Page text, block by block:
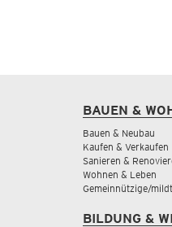
BAUEN &
Bauen & Neubau
Kaufen & Verkaufen
Sanieren &
Wohnen & Leben
Gemeinnützige/
BILDUNG &